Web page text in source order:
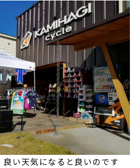
い天気になると良いのです